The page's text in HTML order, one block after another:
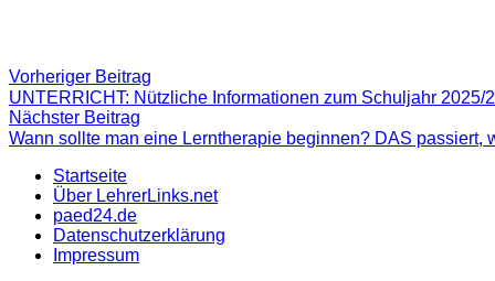
Beitragsnavigation
Vorheriger Beitrag
Beitrag:
UNTERRICHT: Nützliche Informationen zum Schuljahr 2025/
Nächster Beitrag
Beitrag
Wann sollte man eine Lerntherapie beginnen? DAS passiert,
Startseite
Über LehrerLinks.net
paed24.de
Datenschutzerklärung
Impressum